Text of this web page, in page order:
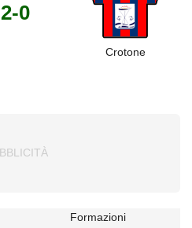
2-0
Crotone
Formazioni